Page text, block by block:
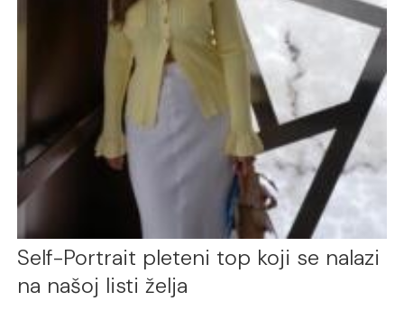
Self-Portrait pleteni top koji se nalazi
na našoj listi želja